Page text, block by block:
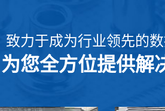
致力于成为行业领先的
为您全方位提供解